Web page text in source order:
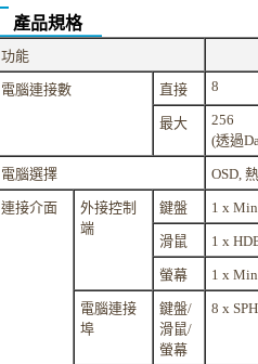
產品規格
功能
電腦連接數 直接 8
最大
256
(透過
電腦選擇 OSD,
連接介面
外接控制
端
鍵盤 1 x
滑鼠 1 x
螢幕 1 x
電腦連接
埠
鍵盤/
滑鼠/
螢幕
8 x